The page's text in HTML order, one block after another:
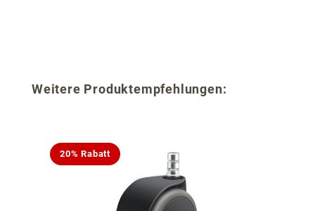
Produktgalerie überspringen
Weitere Produktempfehlungen:
20% Rabatt